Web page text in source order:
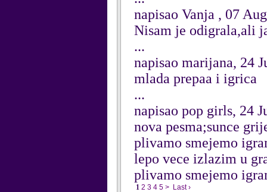
napisao Vanja , 07
Nisam je odigrala,ali
...
napisao marijana, 24
mlada prepaa i igrica
...
napisao pop girls, 24
nova pesma;sunce
plivamo smejemo
lepo vece izlazim u
plivamo smejemo
1 2 3 4 5 > Last ›